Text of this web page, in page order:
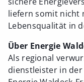
liefern somit nicht
Lebensqualität in
Über Energie
Als regional
dienstleister in